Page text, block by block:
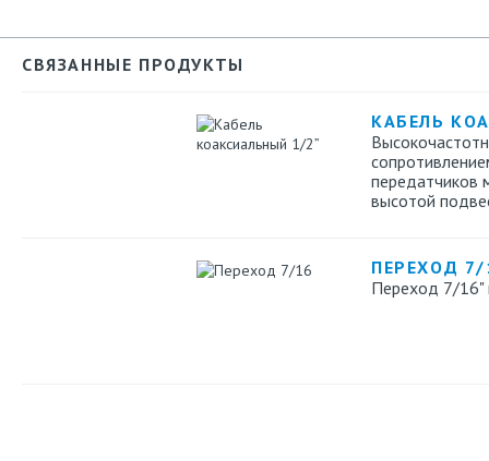
СВЯЗАННЫЕ ПРОДУКТЫ
КАБЕЛЬ
передатчиков
высотой
ПЕРЕХОД 7/
Переход 7/16"